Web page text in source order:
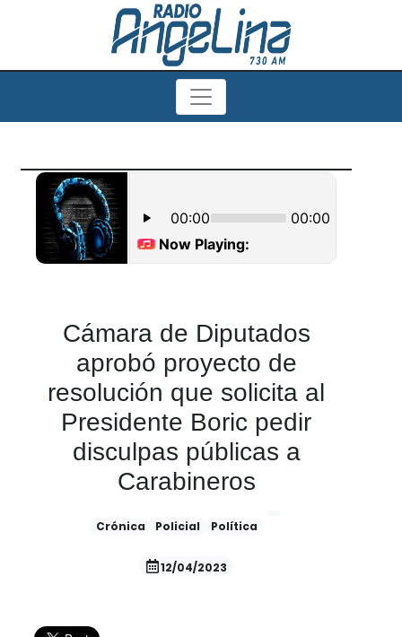
Cámara de Diputados
aprobó proyecto de
resolución que solicita al
Presidente Boric pedir
disculpas públicas a
Carabineros
Crónica Policial Política
12/04/2023